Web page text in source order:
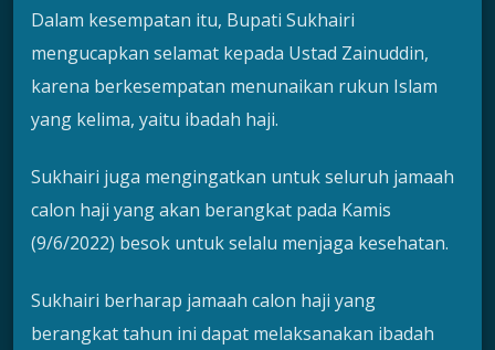
Dalam kesempatan itu, Bupati Sukhairi
mengucapkan selamat kepada Ustad Zainuddin,
karena berkesempatan menunaikan rukun Islam
yang kelima, yaitu ibadah haji.
Sukhairi juga mengingatkan untuk seluruh jamaah
calon haji yang akan berangkat pada Kamis
(9/6/2022) besok untuk selalu menjaga kesehatan.
Sukhairi berharap jamaah calon haji yang
berangkat tahun ini dapat melaksanakan ibadah